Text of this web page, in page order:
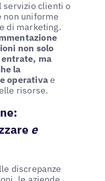
servizio clienti o
non uniforme
di marketing.
non solo
ma
la
operativa e
risorse.
e
discrepanze